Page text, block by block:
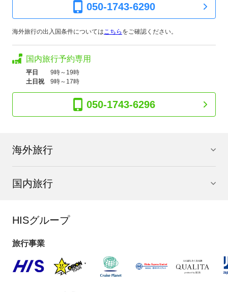
050-1743-6290
海外旅行の出入国条件については こちら をご確認ください。
国内旅行予約専用
平日
9時～19時
土日祝
9時～17時
050-1743-6296
海外旅行
国内旅行
HISグループ
旅行事業